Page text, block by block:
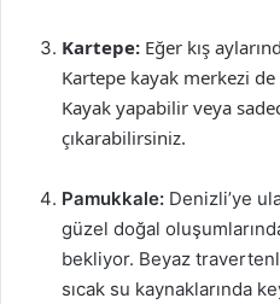
Kartepe: Eğer kış
Kartepe kayak merkezi de
Kayak yapabilir veya
çıkarabilirsiniz.
Pamukkale: Denizli’ye
güzel doğal
bekliyor. Beyaz
sıcak su kaynaklarında